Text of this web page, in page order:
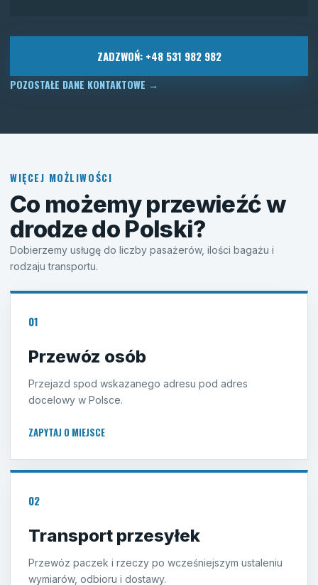
ZADZWOŃ: +48 531 982 982
POZOSTAŁE DANE KONTAKTOWE →
WIĘCEJ MOŻLIWOŚCI
Co możemy przewieźć w
drodze do Polski?
Dobierzemy usługę do liczby pasażerów, ilości bagażu i
rodzaju transportu.
01
Przewóz osób
Przejazd spod wskazanego adresu pod adres
docelowy w Polsce.
ZAPYTAJ O MIEJSCE
02
Transport przesyłek
Przewóz paczek i rzeczy po wcześniejszym ustaleniu
wymiarów, odbioru i dostawy.